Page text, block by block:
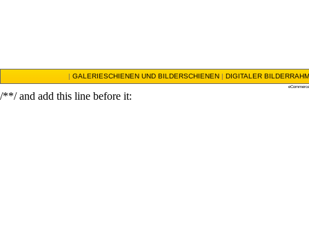
| GALERIESCHIENEN UND BILDERSCHIENEN | DIGITALER
/**/ and add this line before it: